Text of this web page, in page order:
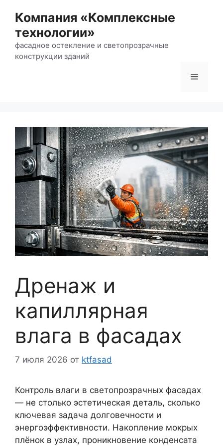
содержимому
Компания «Комплексные
технологии»
фасадное остекление и светопрозрачные
конструкции зданий
Меню
Дренаж и
капиллярная
влага в фасадах
7 июля 2026 от ktfasad
Контроль влаги в светопрозрачных фасадах
— не столько эстетическая деталь, сколько
ключевая задача долговечности и
энергоэффективности. Накопление мокрых
плёнок в узлах, проникновение конденсата